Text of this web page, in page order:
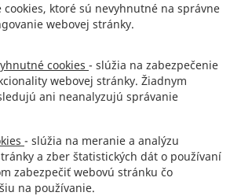
NEWSLETTER
KONTAKT
DLHOPISY
OSOBNÝCH ÚDAJOV
ktoré sú nevyhnutné na správne
webovej stránky.
cookies - slúžia na zabezpečenie
webovej stránky. Žiadnym
ani neanalyzujú správanie
- slúžia na meranie a analýzu
a zber štatistických dát o používaní
zabezpečiť webovú stránku čo
na používanie.